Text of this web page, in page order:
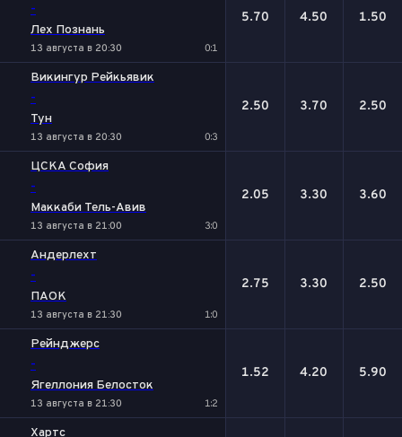
-
Лех Познань
13 августа в 20:30 0:1
5.70 4.50 1.50
Викингур Рейкьявик
-
Тун
13 августа в 20:30 0:3
2.50 3.70 2.50
ЦСКА София
-
Маккаби Тель-Авив
13 августа в 21:00 3:0
2.05 3.30 3.60
Андерлехт
-
ПАОК
13 августа в 21:30 1:0
2.75 3.30 2.50
Рейнджерс
-
Ягеллония Белосток
13 августа в 21:30 1:2
1.52 4.20 5.90
Хартс